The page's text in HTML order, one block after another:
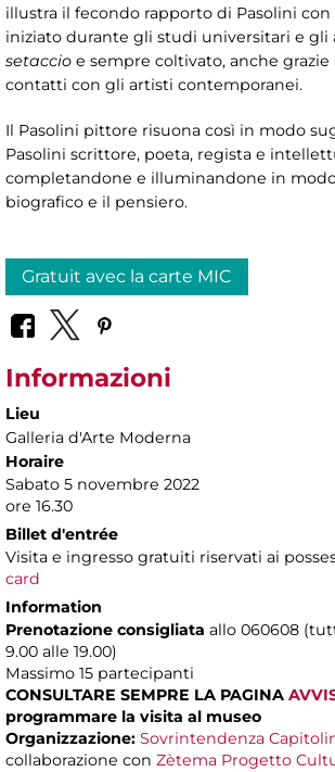
illustra il fecondo rapporto di Pasolini con
iniziato durante gli studi universitari e gli
setaccio e sempre coltivato, anche
contatti con gli artisti contemporanei.
Il Pasolini pittore risuona così in modo
Pasolini scrittore, poeta, regista e
completandone e illuminandone in
biografico e il pensiero.
Gratuit avec la carte MIC
Informazioni
Lieu
Galleria d'Arte Moderna
Horaire
Sabato 5 novembre 2022
ore 16.30
Billet d'entrée
Visita e ingresso gratuiti riservati ai
card
Information
Prenotazione consigliata allo 060608
9.00 alle 19.00)
Massimo 15 partecipanti
CONSULTARE SEMPRE LA PAGINA
programmare la visita al museo
Organizzazione: Sovrintendenza
collaborazione con Zètema Progetto